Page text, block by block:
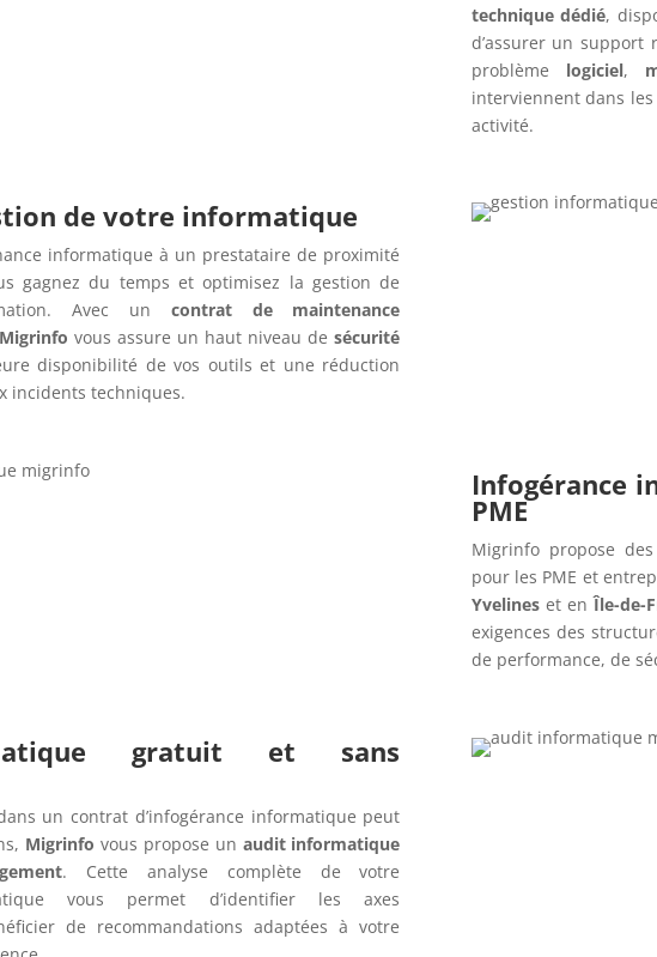
technique dédié,
d’assurer un support
problème logiciel,
interviennent dans
activité.
de votre informatique
informatique à un prestataire de proximité
gagnez du temps et optimisez la gestion de
Avec un contrat de maintenance
Migrinfo vous assure un haut niveau desécurité
disponibilité de vos outils et une réduction
incidents techniques.
Infogérance
PME
Migrinfo propose
pour les PME et
Yvelineset enÎle-de-
exigences des
de performance, de
gratuit et sans
un contrat d’infogérance informatique peut
Migrinfo vous propose un audit informatique
. Cette analyse complète de votre
vous permet d’identifier les axes
de recommandations adaptées à votre